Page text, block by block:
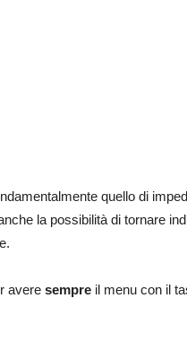
quello di
la possibilità di tornare
avere sempre il menu con il